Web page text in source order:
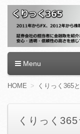
くりっく
Menu
コ
ツ
HOME くりっく365
くりっく